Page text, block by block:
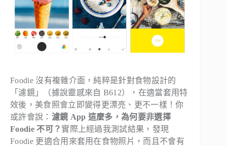
Foodie 沒有複雜介面，純粹是針對食物設計的
「濾鏡」（據說靈感來自 B612），在適當套用特
效後，美食照會立即變得更漂亮、更不一樣！你
或許會說： 濾鏡 App 這麼多，為何要非選擇
Foodie 不可？實際上經過我測試結果，發現
Foodie 更適合用來套用在食物照片，而且不會有